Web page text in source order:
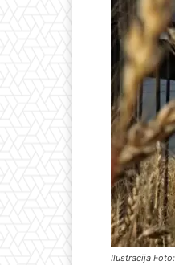
Ilustracija Foto: